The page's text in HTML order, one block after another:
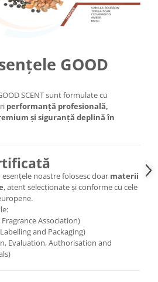
GOOD
SCENT sunt formulate cu
performanță profesională,
și siguranță deplină în
noastre folosesc doar materii
, atent selecționate și conforme cu cele
Association)
and Packaging)
Evaluation, Authorisation and